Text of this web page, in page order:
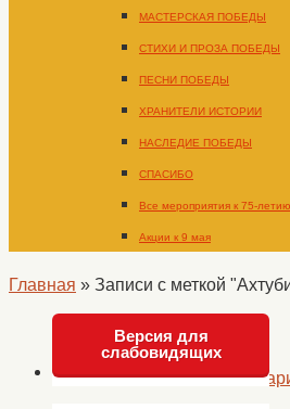
МАСТЕРСКАЯ ПОБЕДЫ
СТИХИ И ПРОЗА ПОБЕДЫ
ПЕСНИ ПОБЕДЫ
ХРАНИТЕЛИ ИСТОРИИ
НАСЛЕДИЕ ПОБЕДЫ
СПАСИБО
Все мероприятия к 75-
Акции к 9 мая
Главная » Записи с меткой
Версия для
слабовидящих